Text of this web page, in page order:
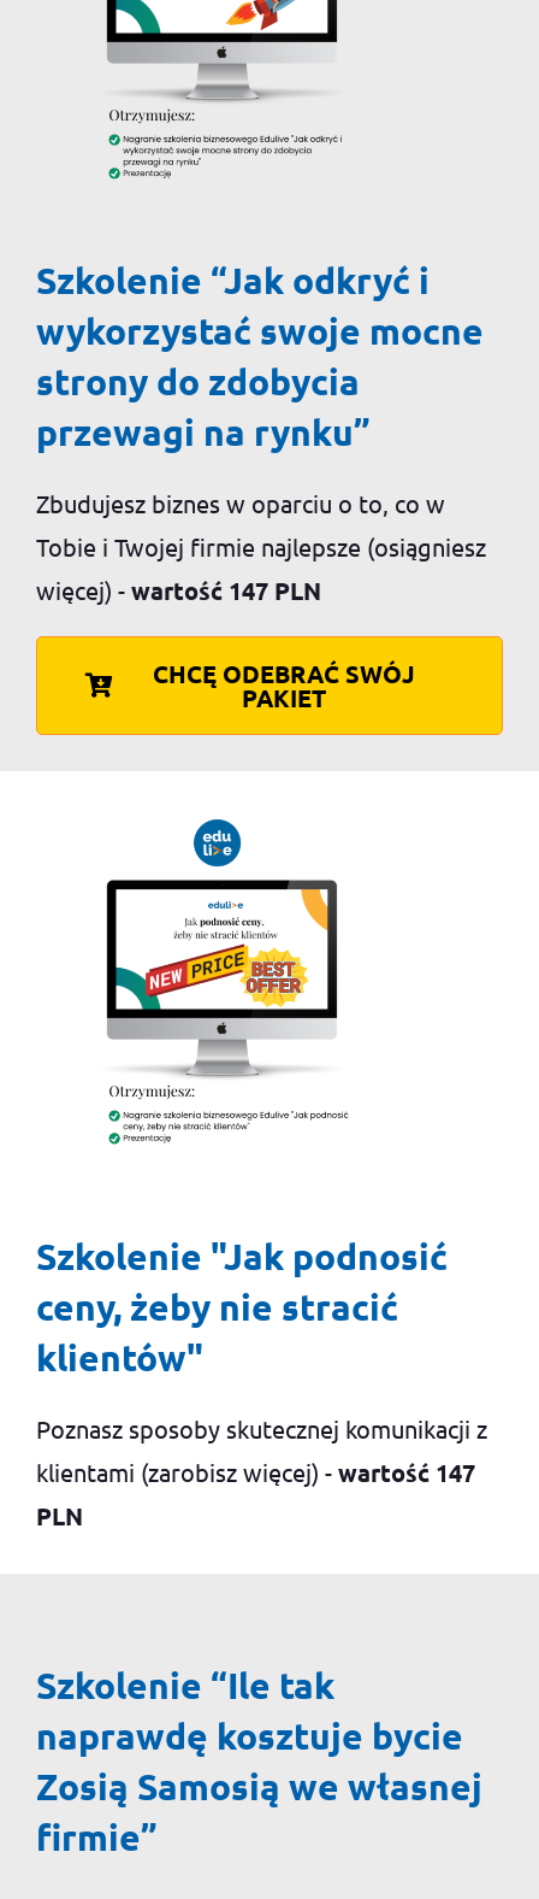
Szkolenie “Jak odkryć i
wykorzystać swoje mocne
strony do zdobycia
przewagi na rynku”
Zbudujesz biznes w oparciu o to, co w
Tobie i Twojej firmie najlepsze (osiągniesz
więcej) - wartość 147 PLN
CHCĘ ODEBRAĆ SWÓJ
PAKIET
Szkolenie "Jak podnosić
ceny, żeby nie stracić
klientów"
Poznasz sposoby skutecznej komunikacji z
klientami (zarobisz więcej) - wartość 147
PLN
Szkolenie “Ile tak
naprawdę kosztuje bycie
Zosią Samosią we własnej
firmie”